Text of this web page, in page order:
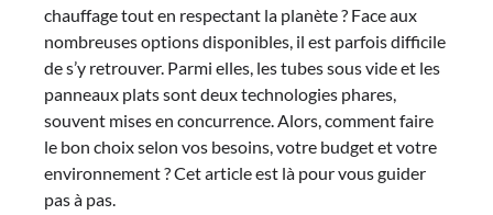
chauffage tout en respectant la planète ? Face aux
nombreuses options disponibles, il est parfois difficile
de s’y retrouver. Parmi elles, les tubes sous vide et les
panneaux plats sont deux technologies phares,
souvent mises en concurrence. Alors, comment faire
le bon choix selon vos besoins, votre budget et votre
environnement ? Cet article est là pour vous guider
pas à pas.